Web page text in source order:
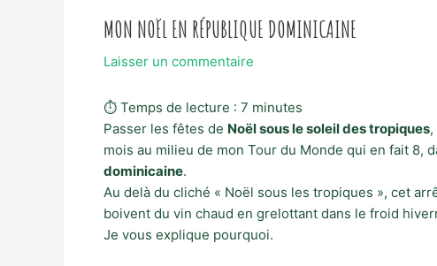
MON NOËL EN RÉPUBLIQUE DOMINICAINE
Laisser un commentaire
⏱ Temps de lecture : 7 minutes
Passer les fêtes de Noël sous le soleil des tropiques
mois au milieu de mon Tour du Monde qui en fait
dominicaine.
Au delà du cliché « Noël sous les tropiques », cet
boivent du vin chaud en grelottant dans le froid
Je vous explique pourquoi.